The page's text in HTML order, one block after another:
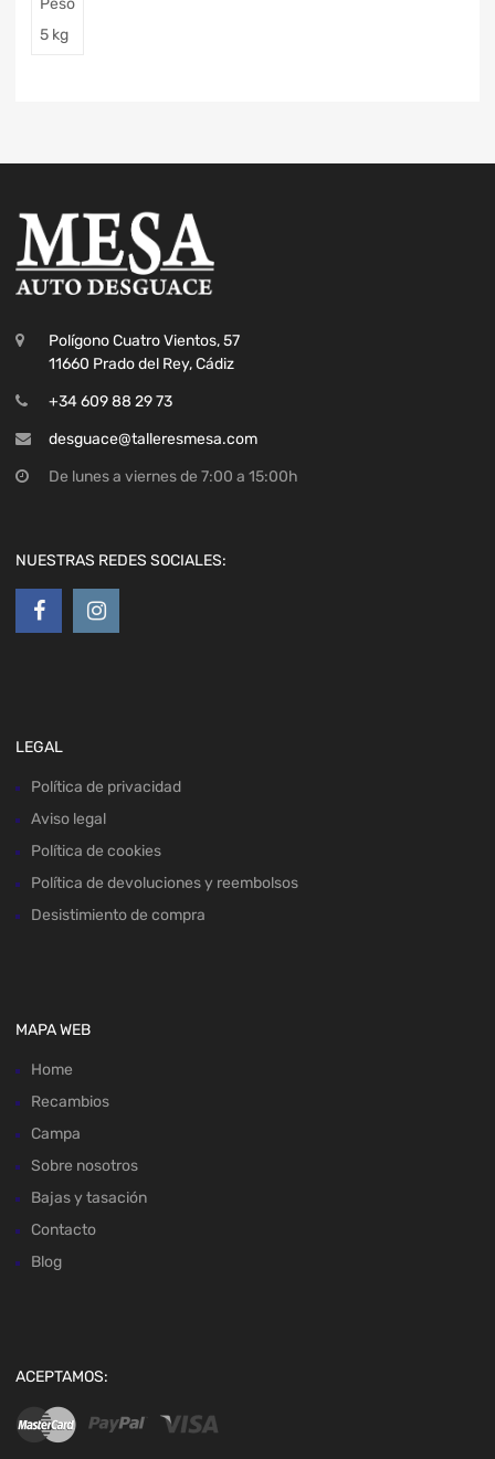
Peso
5 kg
Polígono Cuatro Vientos, 57
11660 Prado del Rey, Cádiz
+34 609 88 29 73
desguace@talleresmesa.com
De lunes a viernes de 7:00 a 15:00h
NUESTRAS REDES SOCIALES:
LEGAL
Política de privacidad
Aviso legal
Política de cookies
Política de devoluciones y reembolsos
Desistimiento de compra
MAPA WEB
Home
Recambios
Campa
Sobre nosotros
Bajas y tasación
Contacto
Blog
ACEPTAMOS: